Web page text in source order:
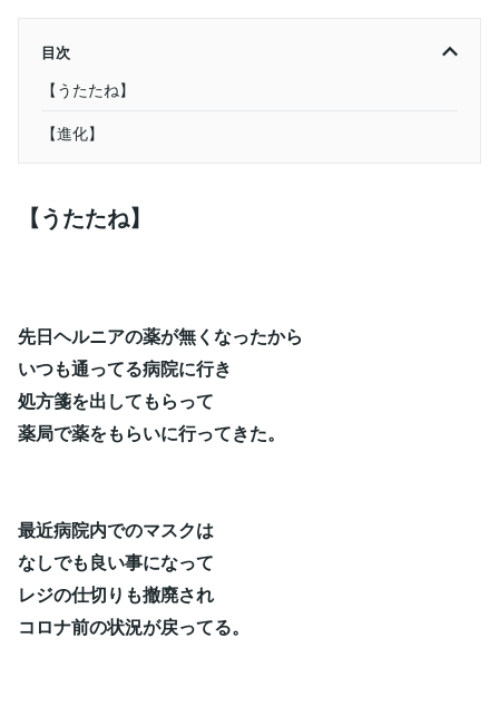
目次
【うたたね】
【進化】
【うたたね】
先日ヘルニアの薬が無くなったから
いつも通ってる病院に行き
処方箋を出してもらって
薬局で薬をもらいに行ってきた。
最近病院内でのマスクは
なしでも良い事になって
レジの仕切りも撤廃され
コロナ前の状況が戻ってる。